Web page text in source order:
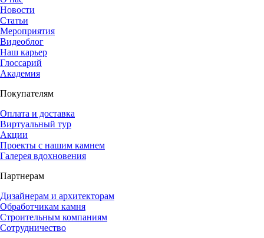
Новости
Статьи
Мероприятия
Видеоблог
Наш карьер
Глоссарий
Академия
Покупателям
Оплата и доставка
Виртуальный тур
Акции
Проекты с нашим камнем
Галерея вдохновения
Партнерам
Дизайнерам и архитекторам
Обработчикам камня
Строительным компаниям
Сотрудничество